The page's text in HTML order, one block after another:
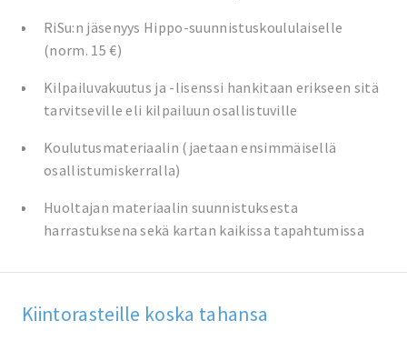
RiSu:n jäsenyys Hippo-suunnistuskoululaiselle
(norm. 15 €)
Kilpailuvakuutus ja -lisenssi hankitaan erikseen sitä
tarvitseville eli kilpailuun osallistuville
Koulutusmateriaalin (jaetaan ensimmäisellä
osallistumiskerralla)
Huoltajan materiaalin suunnistuksesta
harrastuksena sekä kartan kaikissa tapahtumissa
Kiintorasteille koska tahansa